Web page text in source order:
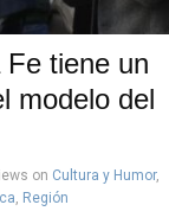
Fe tiene un
modelo del
on Cultura y Humor,
, Región